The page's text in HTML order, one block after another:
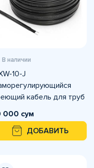
В наличии
10-J
кабель для труб
Мощность 25 Вт/
000 сум
ДОБАВИТЬ